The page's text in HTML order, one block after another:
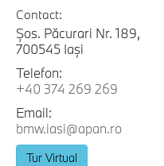
Contact:
Şos. Păcurari Nr. 189,
700545 Iaşi
Telefon:
+40 374 269 269
Email:
bmw.iasi@apan.ro
Tur Virtual